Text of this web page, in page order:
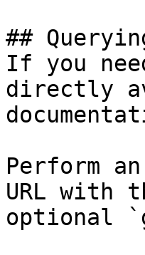
##
If you
directly
Perform
URL with
optional